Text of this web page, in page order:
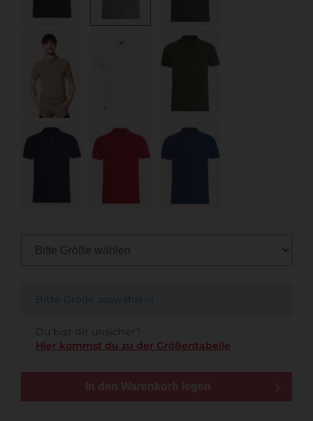
Bitte Größe auswählen!
Du bist dir unsicher?
Hier kommst du zu der Größentabelle
In den Warenkorb legen